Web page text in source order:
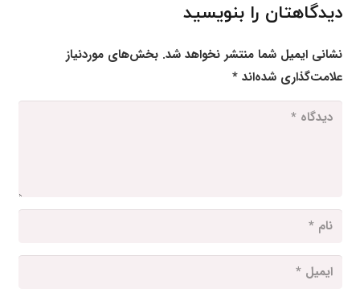
دیدگاهتان را بنویسید
نشانی ایمیل شما منتشر نخواهد شد. بخش‌های موردنیاز
علامت‌گذاری شده‌اند*